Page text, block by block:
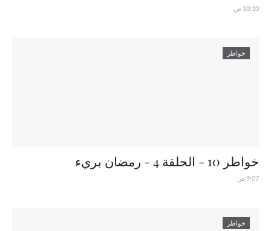
10:10 ص
خواطر
خواطر 10 - الحلقة 4 - رمضان بريء
9:07 ص
خواطر